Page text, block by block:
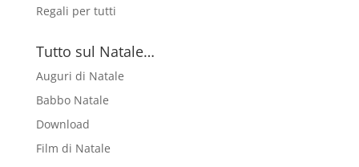
Regali per tutti
Tutto sul Natale…
Auguri di Natale
Babbo Natale
Download
Film di Natale